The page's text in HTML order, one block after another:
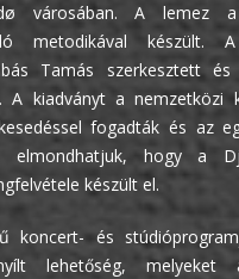
városában. A lemez a
metodikával készült.
Tamás szerkesztett és
A kiadványt a nemzetközi
fogadták és az
elmondhatjuk, hogy a
készült el.
koncert- és
lehetőség, melyeket